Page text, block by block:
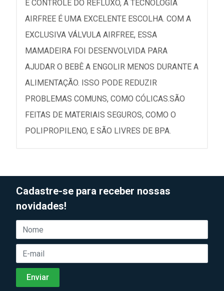
E CONTROLE DO REFLUXO, A TECNOLOGIA
AIRFREE É UMA EXCELENTE ESCOLHA. COM A
EXCLUSIVA VÁLVULA AIRFREE, ESSA
MAMADEIRA FOI DESENVOLVIDA PARA
AJUDAR O BEBÊ A ENGOLIR MENOS DURANTE A
ALIMENTAÇÃO. ISSO PODE REDUZIR
PROBLEMAS COMUNS, COMO CÓLICAS.SÃO
FEITAS DE MATERIAIS SEGUROS, COMO O
POLIPROPILENO, E SÃO LIVRES DE BPA.
Cadastre-se para receber nossas
novidades!